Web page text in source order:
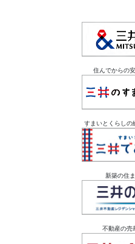
住んでからの
すまいとくらしの
新築の住
不動産の売